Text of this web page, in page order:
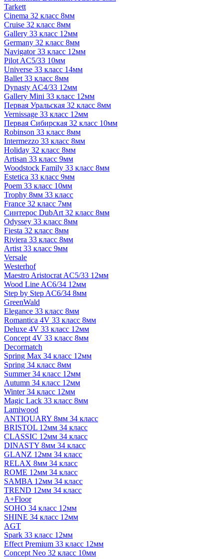
Tarkett
Cinema 32 класс 8мм
Cruise 32 класс 8мм
Gallery 33 класс 12мм
Germany 32 класс 8мм
Navigator 33 класс 12мм
Pilot AC5/33 10мм
Universe 33 класс 14мм
Ballet 33 класс 8мм
Dynasty AC4/33 12мм
Gallery Mini 33 класс 12мм
Первая Уральская 32 класс 8мм
Vernissage 33 класс 12мм
Первая Сибирская 32 класс 10мм
Robinson 33 класс 8мм
Intermezzo 33 класс 8мм
Holiday 32 класс 8мм
Artisan 33 класс 9мм
Woodstock Family 33 класс 8мм
Estetica 33 класс 9мм
Poem 33 класс 10мм
Trophy 8мм 33 класс
France 32 класс 7мм
Синтерос DubArt 32 класс 8мм
Odyssey 33 класс 8мм
Fiesta 32 класс 8мм
Riviera 33 класс 8мм
Artist 33 класс 9мм
Versale
Westerhof
Maestro Aristocrat AC5/33 12мм
Wood Line AC6/34 12мм
Step by Step AC6/34 8мм
GreenWald
Elegance 33 класс 8мм
Romantica 4V 33 класс 8мм
Deluxe 4V 33 класс 12мм
Concept 4V 33 класс 8мм
Decormatch
Spring Max 34 класс 12мм
Spring 34 класс 8мм
Summer 34 класс 12мм
Autumn 34 класс 12мм
Winter 34 класс 12мм
Magic Lack 33 класс 8мм
Lamiwood
ANTIQUARY 8мм 34 класс
BRISTOL 12мм 34 класс
CLASSIC 12мм 34 класс
DINASTY 8мм 34 класс
GLANZ 12мм 34 класс
RELAX 8мм 34 класс
ROME 12мм 34 класс
SAMBA 12мм 34 класс
TREND 12мм 34 класс
A+Floor
SOHO 34 класс 12мм
SHINE 34 класс 12мм
AGT
Spark 33 класс 12мм
Effect Premium 33 класс 12мм
Concept Neo 32 класс 10мм